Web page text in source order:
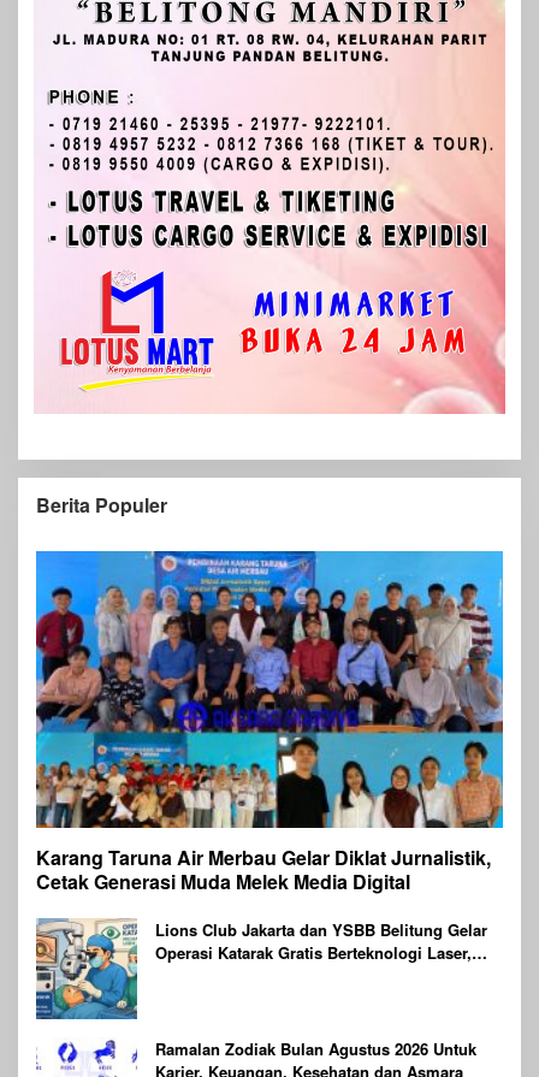
Berita Populer
Karang Taruna Air Merbau Gelar Diklat Jurnalistik,
Cetak Generasi Muda Melek Media Digital
Lions Club Jakarta dan YSBB Belitung Gelar
Operasi Katarak Gratis Berteknologi Laser,
Ramalan Zodiak Bulan Agustus 2026 Untuk
Karier, Keuangan, Kesehatan dan Asmara